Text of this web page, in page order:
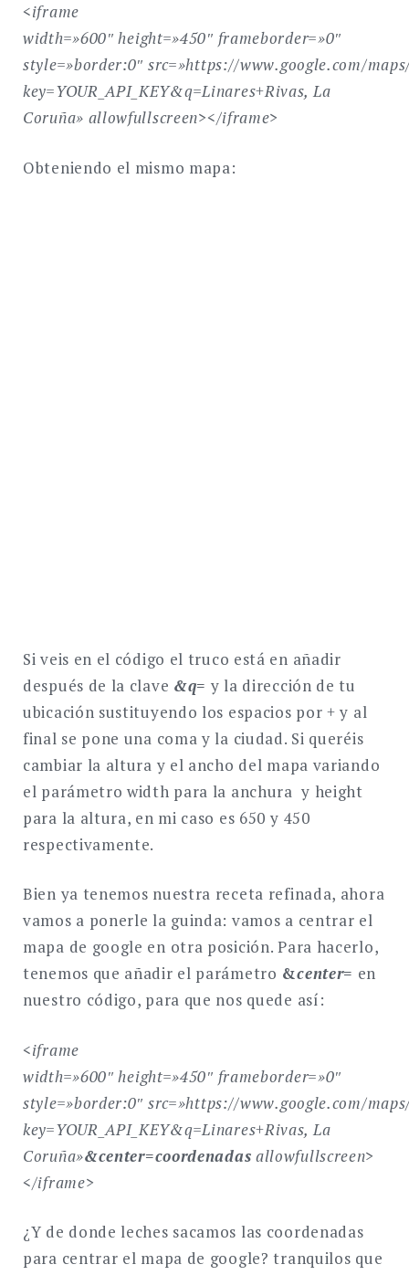
<iframe
width=»600″ height=»450″ frameborder=»0″
style=»border:0″ src=»https://www.google.com/
key=YOUR_API_KEY&q=Linares+Rivas, La
Coruña» allowfullscreen></iframe>
Obteniendo el mismo mapa:
Si veis en el código el truco está en añadir
después de la clave &q= y la dirección de tu
ubicación sustituyendo los espacios por + y al
final se pone una coma y la ciudad. Si queréis
cambiar la altura y el ancho del mapa variando
el parámetro width para la anchura y height
para la altura, en mi caso es 650 y 450
respectivamente.
Bien ya tenemos nuestra receta refinada, ahora
vamos a ponerle la guinda: vamos a centrar el
mapa de google en otra posición. Para hacerlo,
tenemos que añadir el parámetro &center= en
nuestro código, para que nos quede así:
<iframe
width=»600″ height=»450″ frameborder=»0″
style=»border:0″ src=»https://www.google.com/
key=YOUR_API_KEY&q=Linares+Rivas, La
Coruña»&center=coordenadas allowfullscreen>
</iframe>
¿Y de donde leches sacamos las coordenadas
para centrar el mapa de google? tranquilos que